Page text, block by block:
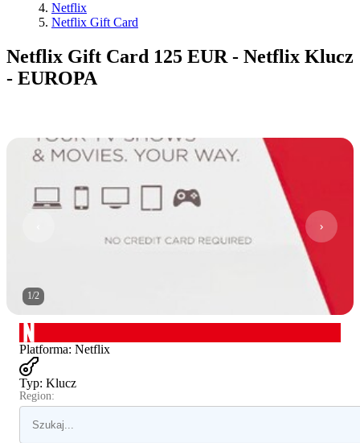
Netflix
Netflix Gift Card
Netflix Gift Card 125 EUR - Netflix Klucz
- EUROPA
1/2
Platforma: Netflix
Typ: Klucz
Region: